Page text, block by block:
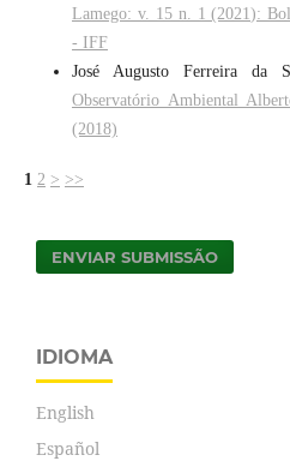
Lamego: v. 15 n. 1 (2021):
- IFF
José Augusto Ferreira da
Observatório Ambiental
(2018)
1 2 > >>
ENVIAR SUBMISSÃO
IDIOMA
English
Español